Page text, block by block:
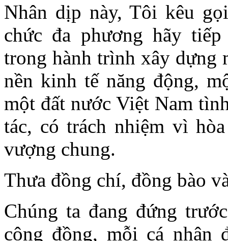
Nhân dịp này, Tôi kêu
chức đa phương hãy
trong hành trình xây dựng
nền kinh tế năng động,
một đất nước Việt Nam
tác, có trách nhiệm vì
vượng chung.
Thưa đồng chí, đồng bào
Chúng ta đang đứng
cộng đồng, mỗi cá nhân